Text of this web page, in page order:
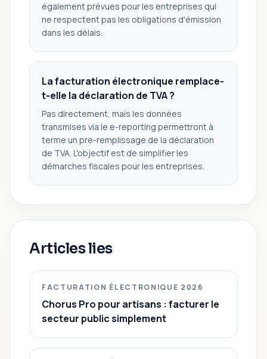
également prévues pour les entreprises qui
ne respectent pas les obligations d'émission
dans les délais.
La facturation électronique remplace-
t-elle la déclaration de TVA ?
Pas directement, mais les données
transmises via le e-reporting permettront à
terme un pre-remplissage de la déclaration
de TVA. L'objectif est de simplifier les
démarches fiscales pour les entreprises.
Articles lies
FACTURATION ÉLECTRONIQUE 2026
Chorus Pro pour artisans : facturer le
secteur public simplement